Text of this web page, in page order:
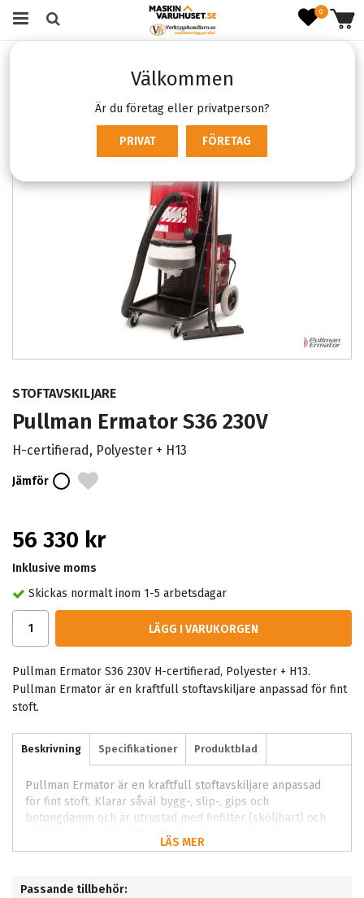
0
Välkommen
Är du företag eller privatperson?
PRIVAT FÖRETAG
Pullman Ermator S36 230V
STOFTAVSKILJARE
Pullman Ermator S36 230V
H-certifierad, Polyester + H13
Jämför
56 330 kr
Inklusive moms
Skickas normalt inom 1-5 arbetsdagar
LÄGG I VARUKORGEN
Pullman Ermator S36 230V H-certifierad, Polyester + H13.
Pullman Ermator är en kraftfull stoftavskiljare anpassad för fint
stoft.
Beskrivning Specifikationer Produktblad
Pullman Ermator är en kraftfull stoftavskiljare anpassad
för fint stoft. Klarar såväl bygg-, slip-, gips och
betongdamm och är utrustad med finfilter (sköljbart) och
H13-filter. Utvecklad för effektiv slipning och polering med
jämnt resultat och god kontroll. Ger jämn yta och stabil
nyproduktion och renovering.
LÄS MER
Passande tillbehör: